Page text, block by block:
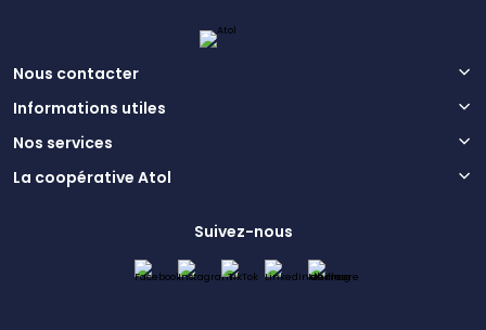
Nous contacter
Informations utiles
Nos services
La coopérative Atol
Suivez-nous